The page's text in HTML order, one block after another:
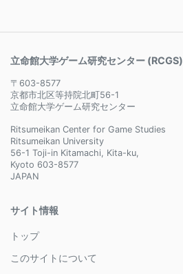
立命館大学ゲーム研究センター (RCGS)
〒603-8577
京都市北区等持院北町56-1
立命館大学ゲーム研究センター
Ritsumeikan Center for Game Studies
Ritsumeikan University
56-1 Toji-in Kitamachi, Kita-ku,
Kyoto 603-8577
JAPAN
サイト情報
トップ
このサイトについて